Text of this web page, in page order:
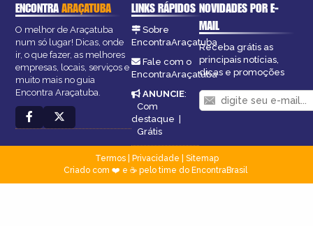
ENCONTRAARAÇATUBA
O melhor de Araçatuba
num só lugar! Dicas, onde
ir, o que fazer, as melhores
empresas, locais, serviços e
muito mais no guia
Encontra Araçatuba.
LINKS RÁPIDOS
Sobre
EncontraAraçatuba
Fale com o
EncontraAraçatuba
ANUNCIE:
Com
destaque
Grátis
NOVIDADES POR E-
MAIL
Receba grátis as
principais notícias,
dicas e promoções
Termos| Privacidade
Sitemap
Criado com ❤️ e ☕ pelo time do EncontraBrasil